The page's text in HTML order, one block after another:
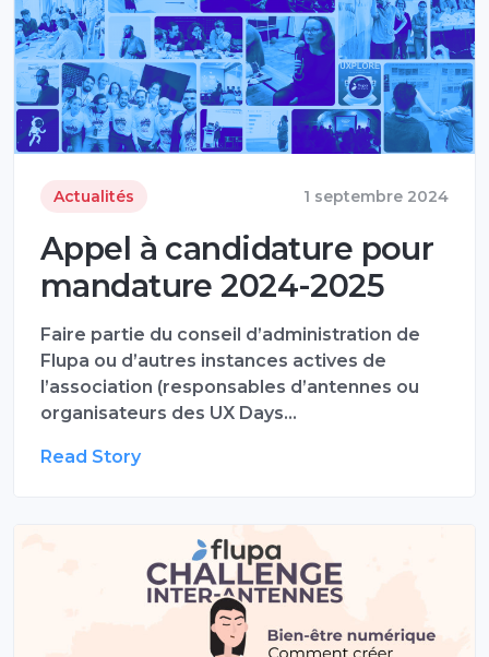
Actualités 1 septembre 2024
Appel à candidature pour
mandature 2024-2025
Faire partie du conseil d’administration de
Flupa ou d’autres instances actives de
l’association (responsables d’antennes ou
organisateurs des UX Days…
Read Story